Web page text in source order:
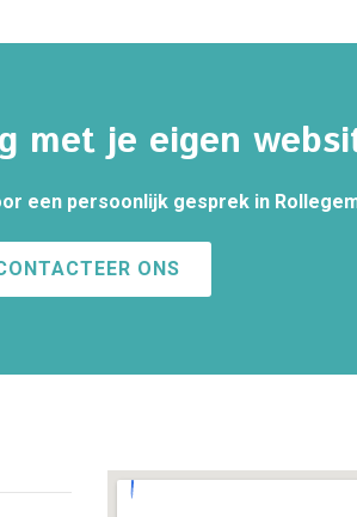
met je eigen
een persoonlijk gesprek in
ONS